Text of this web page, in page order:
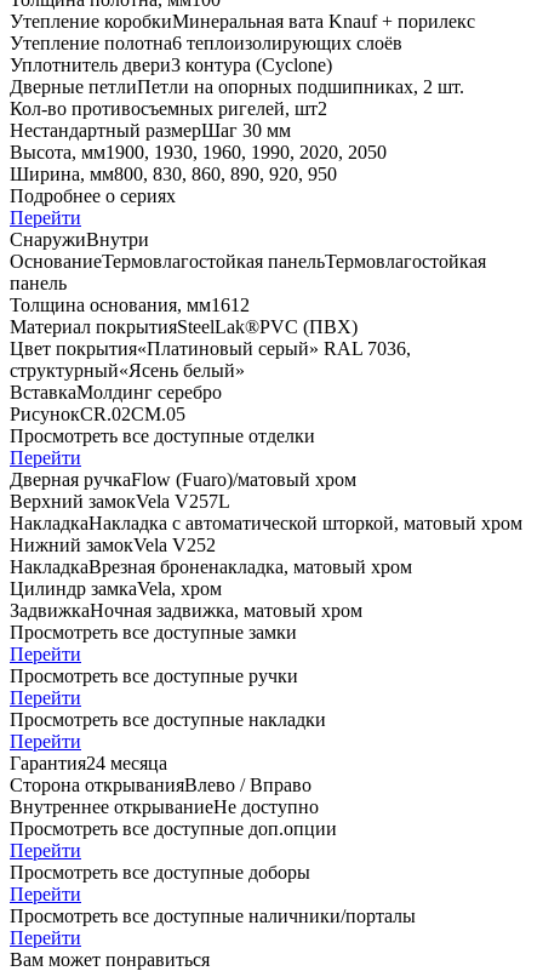
Утепление коробкиМинеральная вата Knauf + порилекс
Утепление полотна6 теплоизолирующих слоёв
Уплотнитель двери3 контура (Cyclone)
Дверные петлиПетли на опорных подшипниках, 2 шт.
Кол-во противосъемных ригелей, шт2
Нестандартный размерШаг 30 мм
Высота, мм1900, 1930, 1960, 1990, 2020, 2050
Ширина, мм800, 830, 860, 890, 920, 950
Подробнее о сериях
Перейти
СнаружиВнутри
ОснованиеТермовлагостойкая панельТермовлагостойкая
панель
Толщина основания, мм1612
Материал покрытияSteelLak®PVC (ПВХ)
Цвет покрытия«Платиновый серый» RAL 7036,
структурный«Ясень белый»
ВставкаМолдинг серебро
РисунокCR.02СМ.05
Просмотреть все доступные отделки
Перейти
Дверная ручкаFlоw (Fuaro)/матовый хром
Верхний замокVela V257L
НакладкаНакладка с автоматической шторкой, матовый хром
Нижний замокVela V252
НакладкаВрезная броненакладка, матовый хром
Цилиндр замкаVela, хром
ЗадвижкаНочная задвижка, матовый хром
Просмотреть все доступные замки
Перейти
Просмотреть все доступные ручки
Перейти
Просмотреть все доступные накладки
Перейти
Гарантия24 месяца
Сторона открыванияВлево / Вправо
Внутреннее открываниеНе доступно
Просмотреть все доступные доп.опции
Перейти
Просмотреть все доступные доборы
Перейти
Просмотреть все доступные наличники/порталы
Перейти
Вам может понравиться